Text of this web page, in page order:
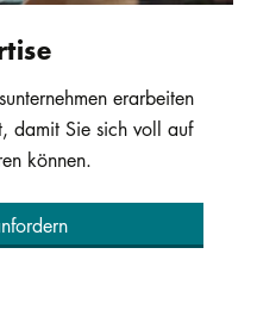
erarbeiten
damit Sie sich voll auf
können.